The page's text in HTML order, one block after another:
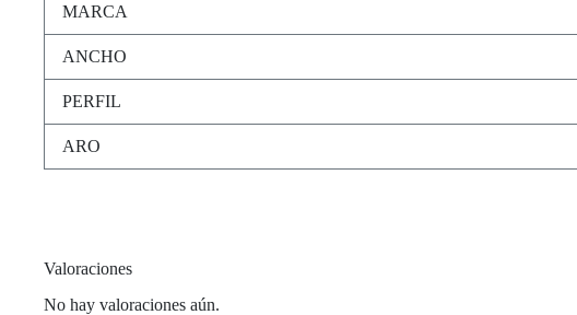
MARCA
ANCHO
PERFIL
ARO
Valoraciones
No hay valoraciones aún.